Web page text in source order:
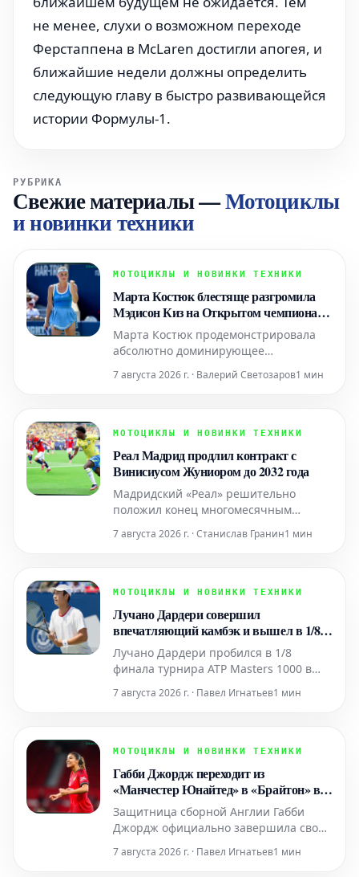
не менее, слухи о возможном переходе
Ферстаппена в McLaren достигли апогея, и
ближайшие недели должны определить
следующую главу в быстро развивающейся
истории Формулы-1.
РУБРИКА
Свежие материалы—Мотоциклы
и новинки техники
МОТОЦИКЛЫ И НОВИНКИ ТЕХНИКИ
Марта Костюк блестяще разгромила
Мэдисон Киз на Открытом чемпионате
Канады
Марта Костюк продемонстрировала
абсолютно доминирующее
выступление на Открытом
чемпионате Канады в Торонто,
день турнира WTA. Явное
подчеркнуло ее растущее значение в
7 августа 2026 г. · Валерий Светозаров1 мин
МОТОЦИКЛЫ И НОВИНКИ ТЕХНИКИ
Реал Мадрид продлил контракт с
Винисиусом Жуниором до 2032 года
Мадридский «Реал» решительно
положил конец многомесячным
будущее Винисиуса Жуниора новым
ставший незаменимым игроком в
связывался с возможным переходом в
чемпион
7 августа 2026 г. · Станислав Гранин1 мин
МОТОЦИКЛЫ И НОВИНКИ ТЕХНИКИ
Лучано Дардери совершил
впечатляющий камбэк и вышел в 1/8
финала Masters 1000 в Монреале
Лучано Дардери пробился в 1/8
финала турнира ATP Masters 1000 в
над представителем Китая Юнчэн
ход встречи, выиграв следующие две
победа открывает ему путь к
7 августа 2026 г. · Павел Игнатьев1 мин
МОТОЦИКЛЫ И НОВИНКИ ТЕХНИКИ
Габби Джордж переходит из
«Манчестер Юнайтед» в «Брайтон» в
рамках ЖФЛ
Защитница сборной Англии Габби
Джордж официально завершила свой
«Брайтон энд Хоув Альбион», что стало
7 августа 2026 г. · Павел Игнатьев1 мин